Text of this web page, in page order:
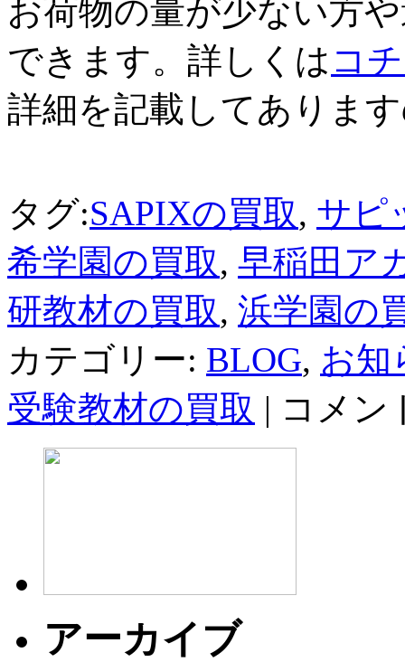
お荷物の量が少ない方
できます。詳しくは コ
詳細を記載してありま
タグ:SAPIXの買取, サピ
希学園の買取, 早稲田ア
研教材の買取, 浜学園の
カテゴリー: BLOG, お知
受験教材の買取 | コメン
アーカイブ